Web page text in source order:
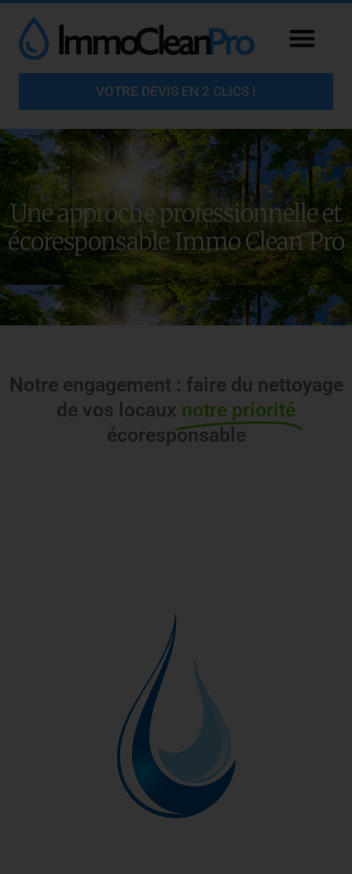
VOTRE DEVIS EN 2 CLICS !
Une approche professionnelle et
écoresponsable Immo Clean Pro
Notre engagement : faire du nettoyage
de vos locaux notre priorité
écoresponsable